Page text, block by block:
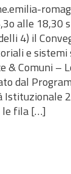
alle 18,30
4) il
e
& Comuni –
dal
Istituzionale
le fila […]